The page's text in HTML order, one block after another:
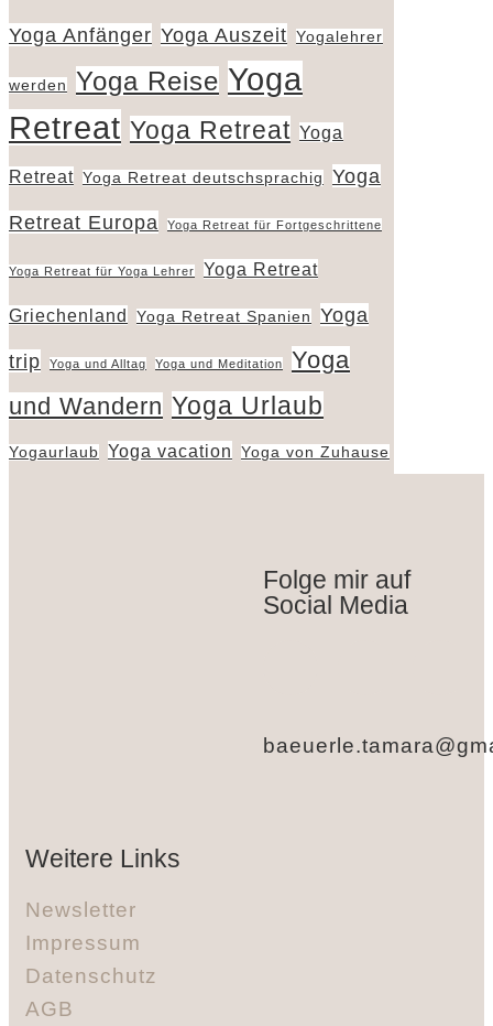
Yoga Anfänger Yoga Auszeit Yogalehrer
werden Yoga Reise Yoga
Retreat Yoga Retreat Yoga
Retreat Yoga Retreat deutschsprachig
Yoga
Retreat Europa
Yoga Retreat für Fortgeschrittene
Yoga Retreat für Yoga Lehrer Yoga Retreat
Griechenland Yoga Retreat Spanien
Yoga
trip
Yoga und Alltag Yoga und Meditation
Yoga
und Wandern Yoga Urlaub
Yogaurlaub Yoga vacation Yoga von Zuhause
Folge mir auf
Social Media
Weitere Links
Newsletter
Impressum
Datenschutz
AGB